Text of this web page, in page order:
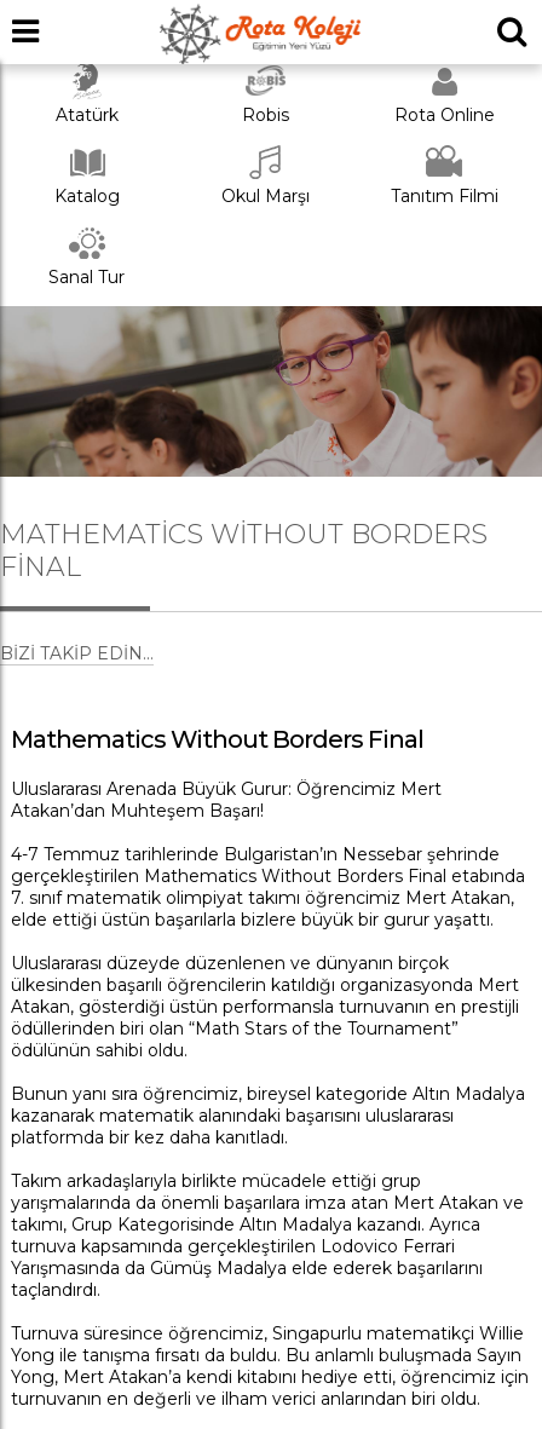
Atatürk Robis Rota Online
Katalog Okul Marşı Tanıtım Filmi
Sanal Tur
MATHEMATICS WITHOUT BORDERS
FINAL
BIZI TAKIP EDIN...
Mathematics Without Borders Final
Uluslararası Arenada Büyük Gurur: Öğrencimiz Mert
Atakan’dan Muhteşem Başarı!
4-7 Temmuz tarihlerinde Bulgaristan’ın Nessebar şehrinde
gerçekleştirilen Mathematics Without Borders Final etabında
7. sınıf matematik olimpiyat takımı öğrencimiz Mert Atakan,
elde ettiği üstün başarılarla bizlere büyük bir gurur yaşattı.
Uluslararası düzeyde düzenlenen ve dünyanın birçok
ülkesinden başarılı öğrencilerin katıldığı organizasyonda Mert
Atakan, gösterdiği üstün performansla turnuvanın en prestijli
ödüllerinden biri olan “Math Stars of the Tournament”
ödülünün sahibi oldu.
Bunun yanı sıra öğrencimiz, bireysel kategoride Altın Madalya
kazanarak matematik alanındaki başarısını uluslararası
platformda bir kez daha kanıtladı.
Takım arkadaşlarıyla birlikte mücadele ettiği grup
yarışmalarında da önemli başarılara imza atan Mert Atakan ve
takımı, Grup Kategorisinde Altın Madalya kazandı. Ayrıca
turnuva kapsamında gerçekleştirilen Lodovico Ferrari
Yarışmasında da Gümüş Madalya elde ederek başarılarını
taçlandırdı.
Turnuva süresince öğrencimiz, Singapurlu matematikçi Willie
Yong ile tanışma fırsatı da buldu. Bu anlamlı buluşmada Sayın
Yong, Mert Atakan’a kendi kitabını hediye etti, öğrencimiz için
turnuvanın en değerli ve ilham verici anlarından biri oldu.